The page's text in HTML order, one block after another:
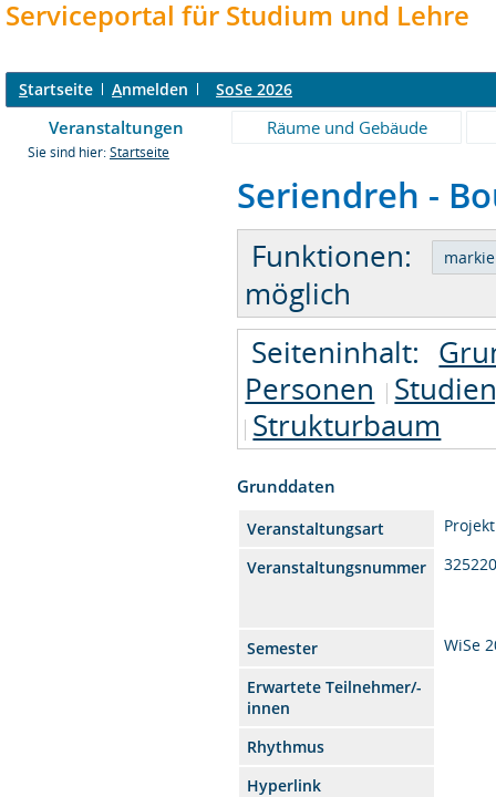
Serviceportal für Studium und Lehre
Startseite Anmelden SoSe 2026
Veranstaltungen Räume und Gebäude
Sie sind hier: Startseite
Seriendreh -
Funktionen:
möglich
Seiteninhalt:
Personen
Strukturbaum
Grunddaten
Veranstaltungsart
Veranstaltungsnummer
Semester
WiSe
Erwartete Teilnehmer/-
innen
Rhythmus
Hyperlink